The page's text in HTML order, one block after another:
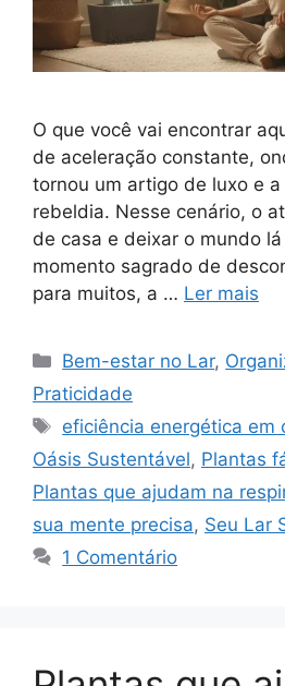
O que você vai encontrar
de aceleração constante,
tornou um artigo de luxo e
rebeldia. Nesse cenário, o
de casa e deixar o mundo
momento sagrado de
para muitos, a … Ler mais
Categorias
Bem-estar no Lar,
Praticidade
Tags
eficiência energética em
Oásis Sustentável, Plantas
Plantas que ajudam na
sua mente precisa, Seu Lar
1 Comentário